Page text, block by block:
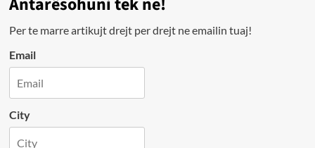
Per te marre artikujt drejt per drejt ne emailin tuaj!
Email
City